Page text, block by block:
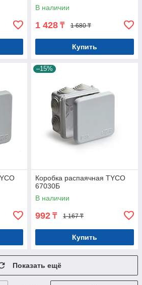
В наличии
1 428 ₸ 1 680 ₸
Купить
–15%
Коробка распаячная ТYCO
67030Б
В наличии
992 ₸ 1 167 ₸
Купить
Показать ещё